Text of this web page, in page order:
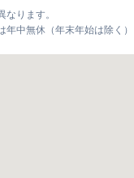
なります。
年中無休（年末年始は除く）